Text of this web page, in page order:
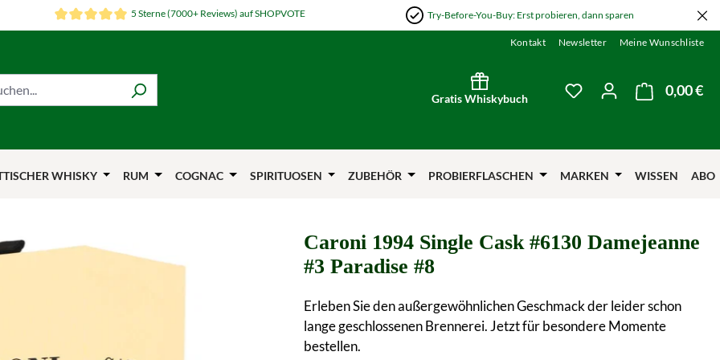
5 Sterne (7000+ Reviews) auf SHOPVOTE Try-Before-You-Buy: Erst probieren, dann sparen
Kontakt Newsletter Meine Wunschliste
Gratis Whiskybuch
Du hast 0 Produkte
0,00 €
WHISKY RUM COGNAC SPIRITUOSEN ZUBEHÖR PROBIERFLASCHEN MARKEN WISSEN ABO
Caroni 1994 Single Cask #6130 Damejeanne
#3 Paradise #8
Erleben Sie den außergewöhnlichen Geschmack der leider schon
lange geschlossenen Brennerei. Jetzt für besondere Momente
bestellen.